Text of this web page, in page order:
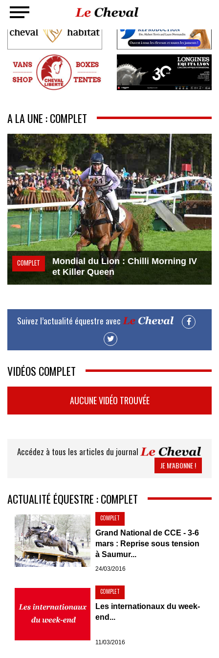
A LA UNE : COMPLET
COMPLET
Mondial du Lion : Chilli Morning IV
et Killer Queen
Suivez l’actualité équestre avec
VIDÉOS COMPLET
AUCUNE VIDÉO TROUVÉE
Accédez à tous les articles du journal
JE M’ABONNE !
ACTUALITÉ ÉQUESTRE : COMPLET
COMPLET
Grand National de CCE - 3-6
mars : Reprise sous tension
à Saumur...
24/03/2016
COMPLET
Les internationaux du week-
end...
11/03/2016